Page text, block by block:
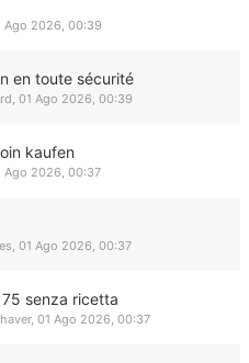
Ago 2026, 00:39
en toute sécurité
, 01 Ago 2026, 00:39
kaufen
Ago 2026, 00:37
, 01 Ago 2026, 00:37
senza ricetta
, 01 Ago 2026, 00:37